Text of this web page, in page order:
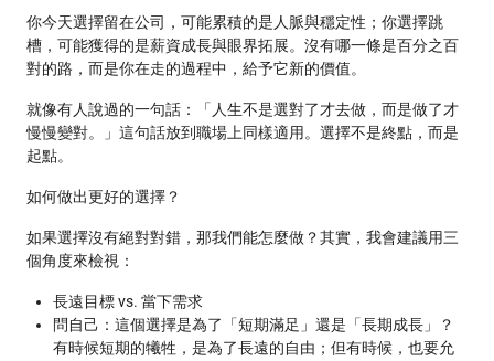
你今天選擇留在公司，可能累積的是人脈與穩定性；你選擇跳
槽，可能獲得的是薪資成長與眼界拓展。沒有哪一條是百分之百
對的路，而是你在走的過程中，給予它新的價值。
就像有人說過的一句話：「人生不是選對了才去做，而是做了才
慢慢變對。」這句話放到職場上同樣適用。選擇不是終點，而是
起點。
如何做出更好的選擇？
如果選擇沒有絕對對錯，那我們能怎麼做？其實，我會建議用三
個角度來檢視：
長遠目標 vs. 當下需求
問自己：這個選擇是為了「短期滿足」還是「長期成長」？
有時候短期的犧牲，是為了長遠的自由；但有時候，也要允